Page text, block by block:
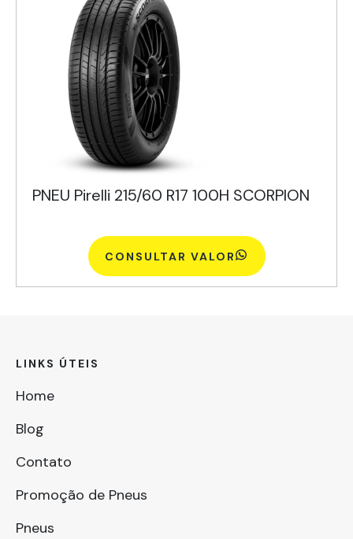
PNEU Pirelli 215/60 R17 100H SCORPION
CONSULTAR VALOR
LINKS ÚTEIS
Home
Blog
Contato
Promoção de Pneus
Pneus